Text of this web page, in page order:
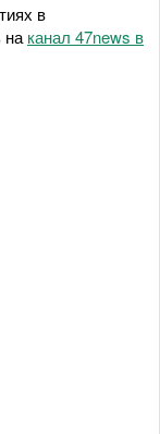
в
на канал 47news в